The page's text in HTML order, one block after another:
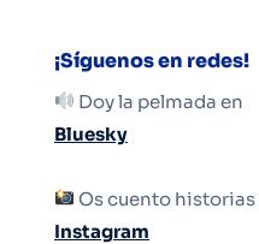
¡Síguenos en redes!
Doy la pelmada en
Bluesky
Os cuento historias
Instagram